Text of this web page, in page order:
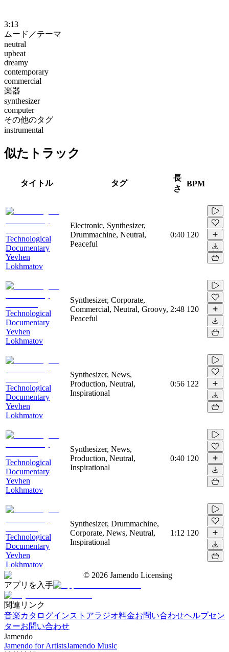
3:13
ムード／テーマ
neutral
upbeat
dreamy
contemporary
commercial
楽器
synthesizer
computer
その他のタグ
instrumental
似たトラック
タイトル タグ
長
さ
BPM
Technological
Documentary
Yevhen
Lokhmatov
Electronic, Synthesizer,
Drummachine, Neutral,
Peaceful
0:40 120
Technological
Documentary
Yevhen
Lokhmatov
Synthesizer, Corporate,
Commercial, Neutral, Groovy,
Peaceful
2:48 120
Technological
Documentary
Yevhen
Lokhmatov
Synthesizer, News,
Production, Neutral,
Inspirational
0:56 122
Technological
Documentary
Yevhen
Lokhmatov
Synthesizer, News,
Production, Neutral,
Inspirational
0:40 120
Technological
Documentary
Yevhen
Lokhmatov
Synthesizer, Drummachine,
Corporate, News, Neutral,
Inspirational
1:12 120
© 2026 Jamendo Licensing
アプリを入手
関連リンク
音楽カタログインストアラジオ料金お問い合わせヘルプセン
ターお問い合わせ
Jamendo
Jamendo for ArtistsJamendo Music